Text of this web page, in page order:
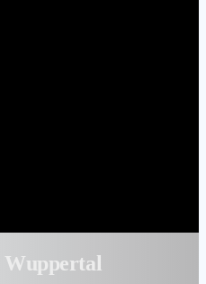
Wuppertal